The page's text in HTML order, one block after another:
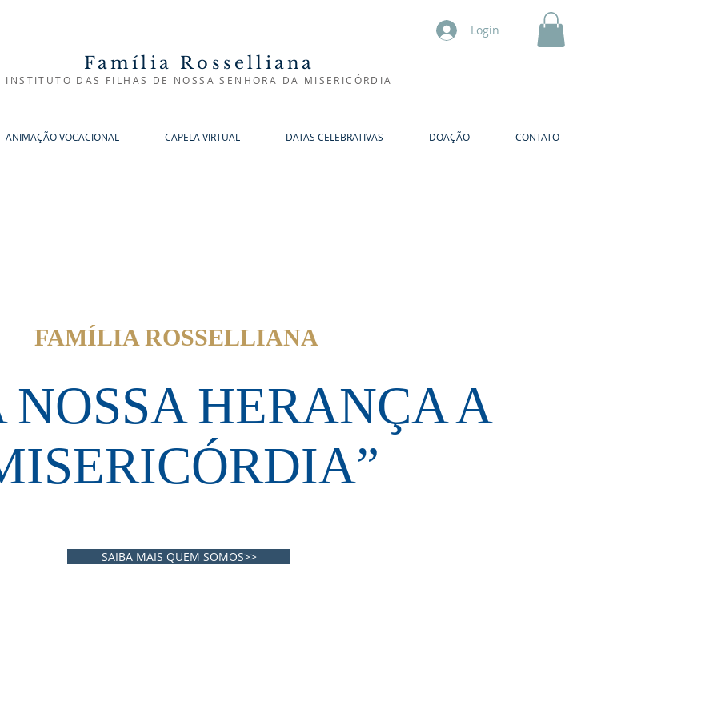
Login
Família Rosselliana
INSTITUTO DAS FILHAS DE NOSSA SENHORA DA MISERICÓRDIA
ANIMAÇÃO VOCACIONAL CAPELA VIRTUAL DATAS CELEBRATIVAS DOAÇÃO CONTATO
NOSSA HERANÇA A
SAIBA MAIS QUEM SOMOS>>
FAMÍLIA ROSSELLIANA